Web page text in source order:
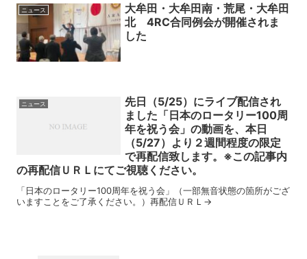
ニュース
大牟田・大牟田南・荒尾・大牟田
北 4RC合同例会が開催されま
した
ニュース
先日（5/25）にライブ配信され
ました「日本のロータリー100周
年を祝う会」の動画を、本日
（5/27）より２週間程度の限定
で再配信致します。※この記事内
の再配信ＵＲＬにてご視聴ください。
「日本のロータリー100周年を祝う会」（一部無音状態の箇所がござ
いますことをご了承ください。）再配信ＵＲＬ→